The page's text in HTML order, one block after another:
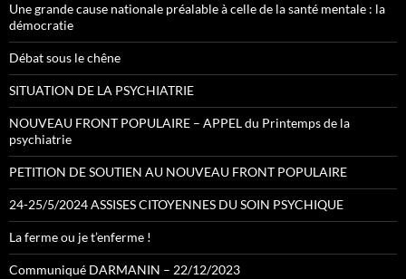
Une grande cause nationale préalable à celle de la santé mentale : la
démocratie
Débat sous le chêne
SITUATION DE LA PSYCHIATRIE
NOUVEAU FRONT POPULAIRE – APPEL du Printemps de la
psychiatrie
PETITION DE SOUTIEN AU NOUVEAU FRONT POPULAIRE
24-25/5/2024 ASSISES CITOYENNES DU SOIN PSYCHIQUE
La ferme ou je t’enferme !
Communiqué DARMANIN – 22/12/2023